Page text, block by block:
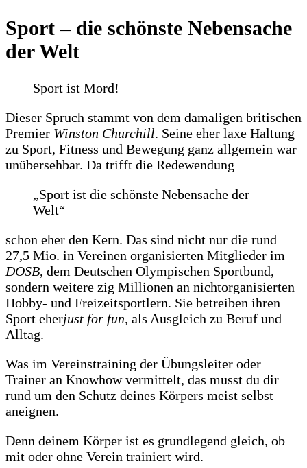
Sport – die schönste Nebensache
der Welt
Sport ist Mord!
Dieser Spruch stammt von dem damaligen britischen
Premier Winston Churchill. Seine eher laxe Haltung
zu Sport, Fitness und Bewegung ganz allgemein war
unübersehbar. Da trifft die Redewendung
„Sport ist die schönste Nebensache der
Welt“
schon eher den Kern. Das sind nicht nur die rund
27,5 Mio. in Vereinen organisierten Mitglieder im
DOSB, dem Deutschen Olympischen Sportbund,
sondern weitere zig Millionen an nichtorganisierten
Hobby- und Freizeitsportlern. Sie betreiben ihren
Sport eherjust for fun, als Ausgleich zu Beruf und
Alltag.
Was im Vereinstraining der Übungsleiter oder
Trainer an Knowhow vermittelt, das musst du dir
rund um den Schutz deines Körpers meist selbst
aneignen.
Denn deinem Körper ist es grundlegend gleich, ob
mit oder ohne Verein trainiert wird.